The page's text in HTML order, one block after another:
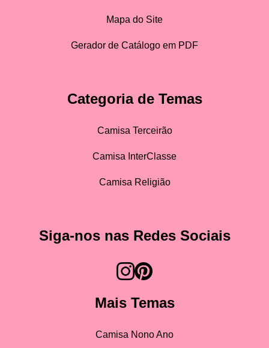
Mapa do Site
Gerador de Catálogo em PDF
Categoria de Temas
Camisa Terceirão
Camisa InterClasse
Camisa Religião
Siga-nos nas Redes Sociais
Mais Temas
Camisa Nono Ano